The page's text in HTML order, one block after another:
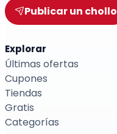
Publicar un chollo
Explorar
Últimas ofertas
Cupones
Tiendas
Gratis
Categorías